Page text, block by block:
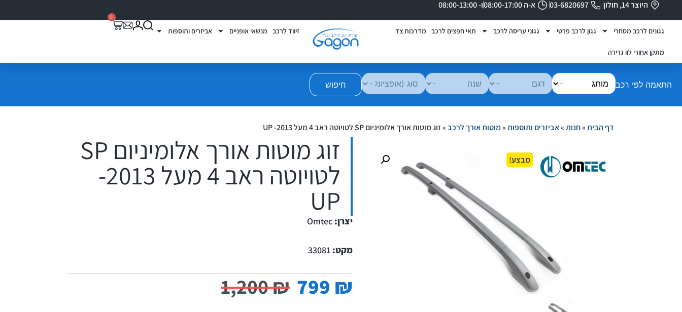
היוצר 14, חולון 03-6820697 א-ה 08:00-17:00 ו- 08:00-13:00
גגונים לרכב מסחרי גגון לרכב פרטי גגוני עריסה לרכב תאי חפצים לרכב מדרכות צד
מתקן אחורי לוו גרירה
זיווד לרכב מנשאי אופניים אביזרים ותוספות
0
התאמה לפי רכב חיפוש
דף הבית»חנות»אביזרים ותוספות»מוטות אורך לרכב»זוג מוטות אורך אלומיניום SP לטויוטה ראב 4 מעל 2013- UP
מבצע! זוג מוטות אורך אלומיניום SP
לטויוטה ראב 4 מעל 2013-
UP
יצרן: Omtec
מקט: 33081
1,200₪ 799 ₪